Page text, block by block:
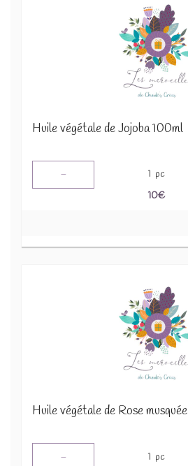
Huile végétale de Jojoba 100ml
- 1 pc
10€
Huile végétale de Rose musquée
- 1 pc